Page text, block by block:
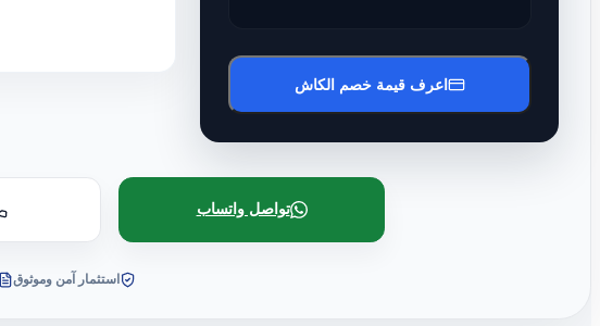
اعرف قيمة خصم الكاش
تواصل واتساب
استثمار آمن وموثوق